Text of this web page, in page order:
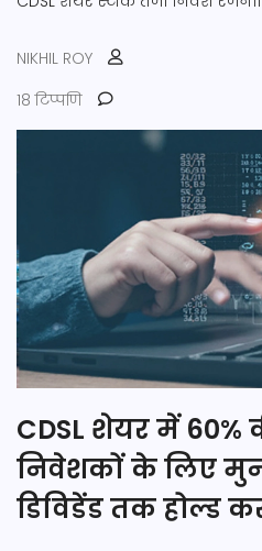
NIKHIL ROY
18 टिप्पणि
CDSL शेयर में 60%
निवेशकों के लिए
डिविडेंड तक होल्ड